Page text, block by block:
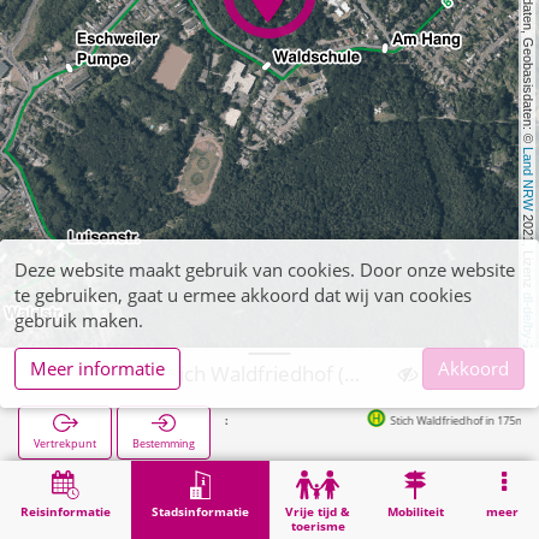
, Kartendaten, Geobasisdaten: ©
Land NRW
2021, Lizenz
dl-de/by-2-0
Reisinformatie Stadsinformatie
Vrije tijd &
toerisme
Mobiliteit meer
Vertrekpunt Bestemming
Stich Waldfriedhof in 175m
Stadsinformatie Begraafplaatsen Eschweiler, Stich Waldfriedhof (POI)
Deze website maakt gebruik van cookies. Door onze website
te gebruiken, gaat u ermee akkoord dat wij van cookies
gebruik maken.
Meer informatie
Akkoord